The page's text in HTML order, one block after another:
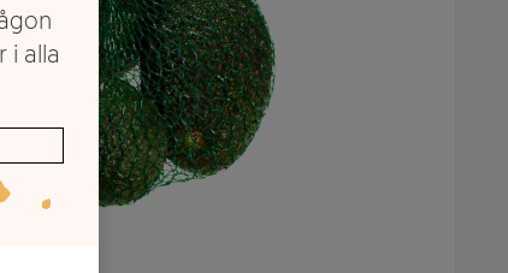
i alla